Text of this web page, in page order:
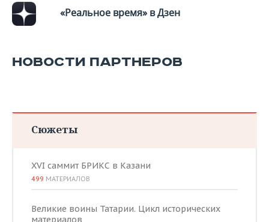
«Реальное время» в Дзен
НОВОСТИ ПАРТНЕРОВ
Сюжеты
XVI саммит БРИКС в Казани
499 МАТЕРИАЛОВ
Великие воины Татарии. Цикл исторических
материалов